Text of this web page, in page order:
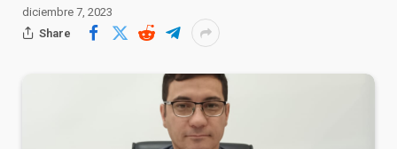
diciembre 7, 2023
Share